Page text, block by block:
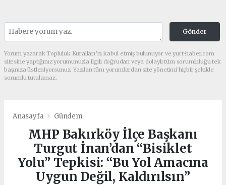
Gönder
Yorum yazarak Topluluk Kuralları’nı kabul etmiş bulunuyor ve yurt-haber.com
sitesine yaptığınız yorumunuzla ilgili doğrudan veya dolaylı tüm sorumluluğu tek
başınıza üstleniyorsunuz. Yazılan tüm yorumlardan site yönetimi hiçbir şekilde
sorumlu tutulamaz.
Anasayfa Gündem
MHP Bakırköy İlçe Başkanı
Turgut İnan’dan “Bisiklet
Yolu” Tepkisi: “Bu Yol Amacına
Uygun Değil, Kaldırılsın”